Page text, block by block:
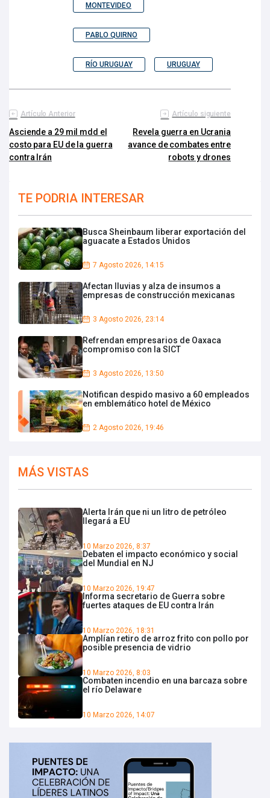
MONTEVIDEO
PABLO QUIRNO
RÍO URUGUAY URUGUAY
Artículo Anterior
Asciende a 29 mil mdd el
costo para EU de la guerra
contra Irán
Artículo siguiente
Revela guerra en Ucrania
avance de combates entre
robots y drones
TE PODRIA INTERESAR
Busca Sheinbaum liberar exportación del
aguacate a Estados Unidos
7 Agosto 2026, 14:15
Afectan lluvias y alza de insumos a
empresas de construcción mexicanas
3 Agosto 2026, 23:14
Refrendan empresarios de Oaxaca
compromiso con la SICT
3 Agosto 2026, 13:50
Notifican despido masivo a 60 empleados
en emblemático hotel de México
2 Agosto 2026, 19:46
MÁS VISTAS
Alerta Irán que ni un litro de petróleo
llegará a EU
10 Marzo 2026, 8:37
Debaten el impacto económico y social
del Mundial en NJ
10 Marzo 2026, 19:47
Informa secretario de Guerra sobre
fuertes ataques de EU contra Irán
10 Marzo 2026, 18:31
Amplían retiro de arroz frito con pollo por
posible presencia de vidrio
10 Marzo 2026, 8:03
Combaten incendio en una barcaza sobre
el río Delaware
10 Marzo 2026, 14:07